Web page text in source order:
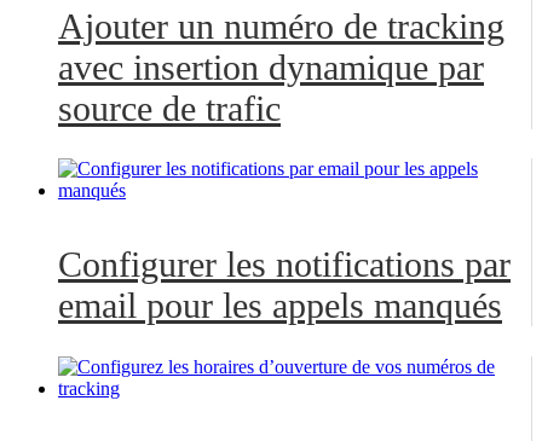
Ajouter un numéro de tracking
avec insertion dynamique par
source de trafic
Configurer les notifications par
email pour les appels manqués